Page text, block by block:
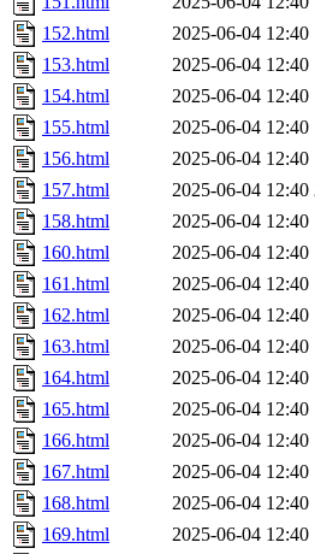
152.html
2025-06-04 12:40
153.html
2025-06-04 12:40
154.html
2025-06-04 12:40
155.html
2025-06-04 12:40
156.html
2025-06-04 12:40
157.html
2025-06-04 12:40
158.html
2025-06-04 12:40
160.html
2025-06-04 12:40
161.html
2025-06-04 12:40
162.html
2025-06-04 12:40
163.html
2025-06-04 12:40
164.html
2025-06-04 12:40
165.html
2025-06-04 12:40
166.html
2025-06-04 12:40
167.html
2025-06-04 12:40
168.html
2025-06-04 12:40
169.html
2025-06-04 12:40